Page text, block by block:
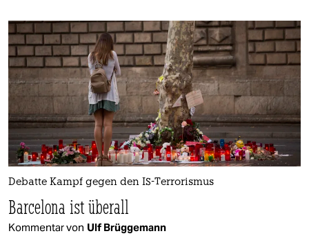
Debatte Kampf gegen den IS-Terrorismus
Barcelona ist überall
Kommentar von Ulf Brüggemann